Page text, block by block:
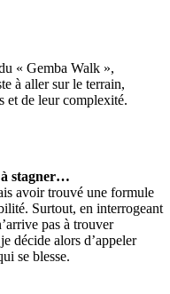
« Gemba Walk »,
à aller sur le terrain,
et de leur complexité.
à stagner…
avoir trouvé une formule
Surtout, en interrogeant
pas à trouver
décide alors d’appeler
se blesse.